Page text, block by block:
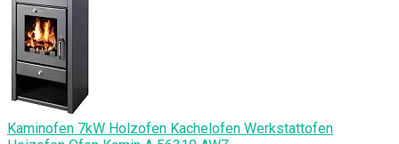
Kaminofen 7kW Holzofen Kachelofen Werkstattofen